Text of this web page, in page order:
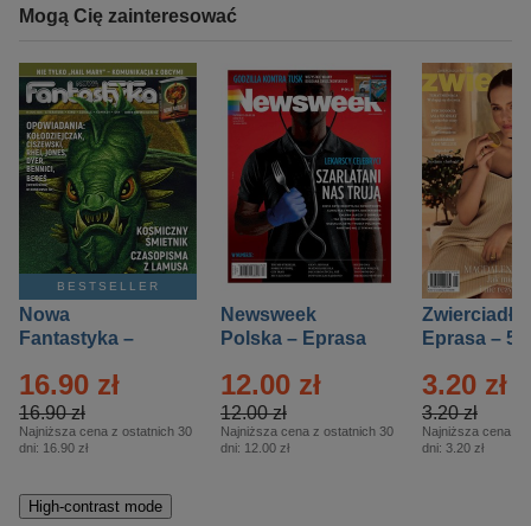
Mogą Cię zainteresować
BESTSELLER
Nowa
Fantastyka –
16.90 zł
16.90 zł
Najniższa cena z ostatnich 30
dni: 16.90 zł
Newsweek
Polska – Eprasa
12.00 zł
12.00 zł
Najniższa cena z ostatnich 30
dni: 12.00 zł
Zwierciadło
Eprasa – 5/
3.20 zł
3.20 zł
Najniższa cena z
dni: 3.20 zł
High-contrast mode